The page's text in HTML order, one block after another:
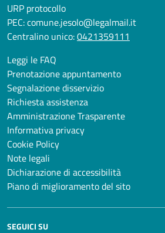
URP protocollo
PEC:comune.jesolo@legalmail.it
Centralino unico:0421359111
Leggi le FAQ
Prenotazione appuntamento
Segnalazione disservizio
Richiesta assistenza
Amministrazione Trasparente
Informativa privacy
Cookie Policy
Note legali
Dichiarazione di accessibilità
Piano di miglioramento del sito
SEGUICI SU